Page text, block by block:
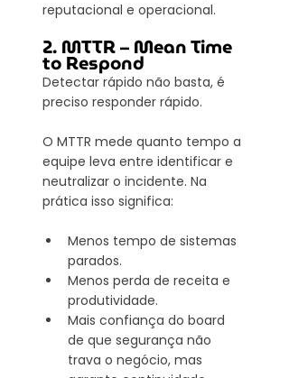
reputacional e operacional.
2. MTTR – Mean Time
to Respond
Detectar rápido não basta, é
preciso responder rápido.
O MTTR mede quanto tempo a
equipe leva entre identificar e
neutralizar o incidente. Na
prática isso significa:
Menos tempo de sistemas
parados.
Menos perda de receita e
produtividade.
Mais confiança do board
de que segurança não
trava o negócio, mas